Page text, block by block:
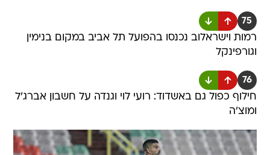
75
רמות וישראלוב נכנסו בהפועל תל אביב במקום בנימין
וגורפינקל
76
חילוף כפול גם באשדוד: רועי לוי וגנדה על חשבון אברג'ל
ומוצ'ה